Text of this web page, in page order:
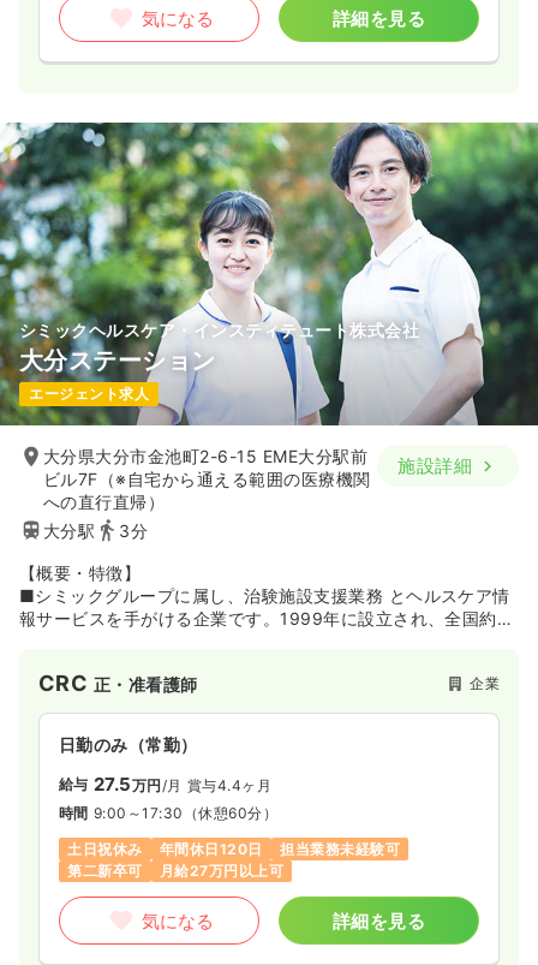
気になる 詳細を見る
シミックヘルスケア・インスティテュート株式会社
大分ステーション
エージェント求人
大分県大分市金池町2-6-15 EME大分駅前
ビル7F（※自宅から通える範囲の医療機関
への直行直帰）
大分駅
3分
施設詳細
【概要・特徴】
■シミックグループに属し、治験施設支援業務 とヘルスケア情
報サービスを手がける企業です。1999年に設立され、全国約
ルスケア情報サービスを提供する「シミックヘルスケア
（株）」を2020年1月に吸収合併。シミックグループのヘルス
ケア事業を担う企業として新たなスタートを切っています。
【SMO事業】
■旧：サイトサポート・インスティテュート社の略称「SSI」と
ロゴを引き継ぎ、「SSIカンパニー」としてサービスを提供して
います。CRCやSMAが、治験実施から治験に関する事務的業
務、IRB（治験審査委員会）事務局業務などを総合的にサポー
ト。がん、中枢神経、生活習慣病、再生医療など幅広い領域に
対応しており、年間の実施試験数は900以上となっています
（2019年度）。
CRC 正・准看護師 企業
日勤のみ（常勤）
給与 27.5万円/月 賞与4.4ヶ月
時間 9:00～17:30 （休憩60分）
土日祝休み
年間休日120日
担当業務未経験可
第二新卒可
月給27万円以上可
気になる 詳細を見る